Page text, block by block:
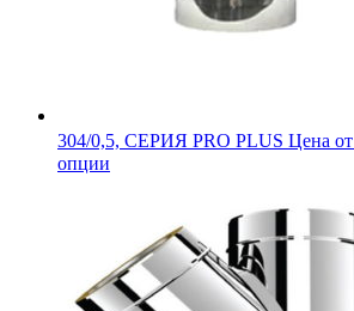
304/0,5, СЕРИЯ PRO PLUS Цена от
опции